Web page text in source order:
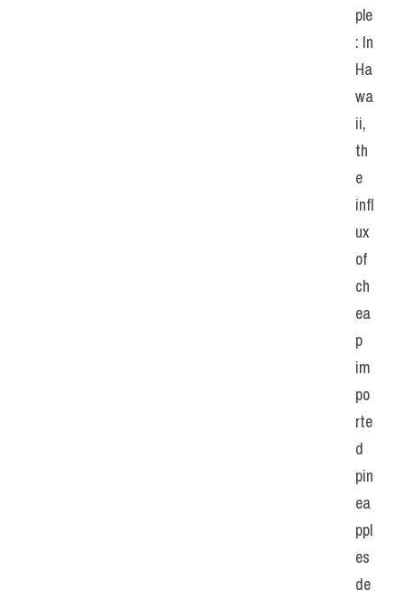
ple
: In
Ha
wa
ii,
th
e
infl
ux
of
ch
ea
p
im
po
rte
d
pin
ea
ppl
es
de